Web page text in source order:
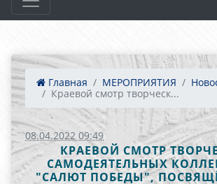
Главная МЕРОПРИЯТИЯ
Краевой смотр творческ...
08.04.2022 09:49
КРАЕВОЙ СМОТР
САМОДЕЯТЕЛЬНЫХ
"САЛЮТ ПОБЕДЫ",